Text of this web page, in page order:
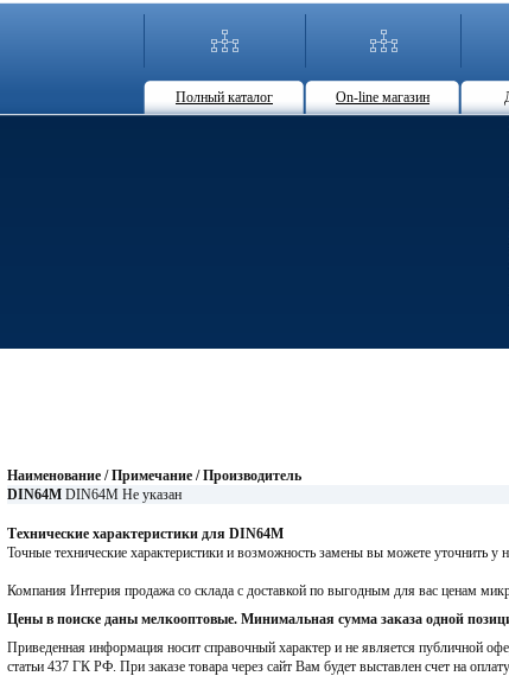
Полный каталог On-line магазин
Наименование / Примечание / Производитель
DIN64M DIN64M Не указан
Технические характеристики для DIN64M
Точные технические характеристики и возможность замены вы можете уточнить у
Компания Интерия продажа со склада с доставкой по выгодным для вас ценам
Цены в поиске даны мелкооптовые. Минимальная сумма заказа одной
Приведенная информация носит справочный характер и не является публичной
статьи 437 ГК РФ. При заказе товара через сайт Вам будет выставлен счет на